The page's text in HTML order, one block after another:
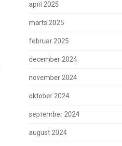
april 2025
marts 2025
februar 2025
december 2024
november 2024
oktober 2024
september 2024
august 2024